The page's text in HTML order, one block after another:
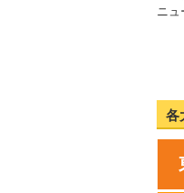
ニ
各